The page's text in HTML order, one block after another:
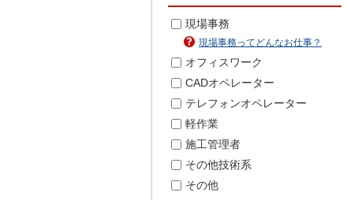
現場事務
現場事務ってどんなお仕事？
オフィスワーク
CADオペレーター
テレフォンオペレーター
軽作業
施工管理者
その他技術系
その他